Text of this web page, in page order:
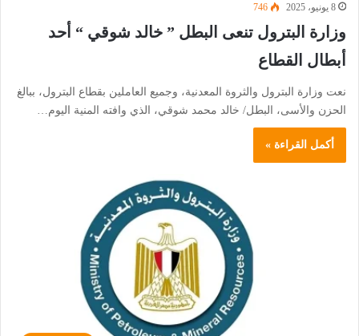
8 يونيو، 2025 746
وزارة البترول تنعى البطل ” خالد شوقي “ أحد
أبطال القطاع
نعت وزارة البترول والثروة المعدنية، وجميع العاملين بقطاع البترول، ببالغ
الحزن والأسى، البطل/ خالد محمد شوقي، الذي وافته المنية اليوم…
أكمل القراءة »